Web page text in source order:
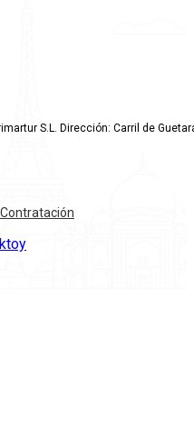
S.L. Dirección: Carril de